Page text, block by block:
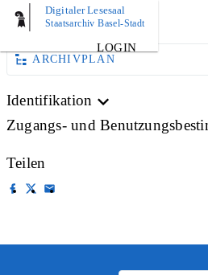
Digitaler Lesesaal
Staatsarchiv Basel-Stadt
LOGIN
AKTE
ARCHIVPLAN
Identifikation
Zugangs- und
Teilen